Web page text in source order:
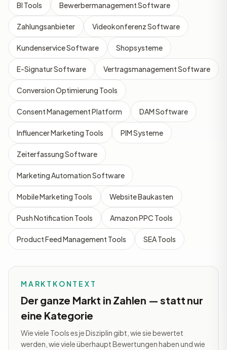
BI Tools Bewerbermanagement Software
Zahlungsanbieter Videokonferenz Software
Kundenservice Software Shopsysteme
E-Signatur Software Vertragsmanagement Software
Conversion Optimierung Tools
Consent Management Platform DAM Software
Influencer Marketing Tools PIM Systeme
Zeiterfassung Software
Marketing Automation Software
Mobile Marketing Tools Website Baukasten
Push Notification Tools Amazon PPC Tools
Product Feed Management Tools SEA Tools
MARKTKONTEXT
Der ganze Markt in Zahlen — statt nur
eine Kategorie
Wie viele Tools es je Disziplin gibt, wie sie bewertet
werden, wie viele überhaupt Bewertungen haben und wie